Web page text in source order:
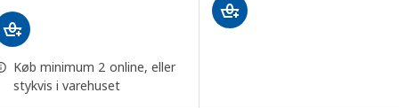
Køb minimum 2 online, eller
stykvis i varehuset